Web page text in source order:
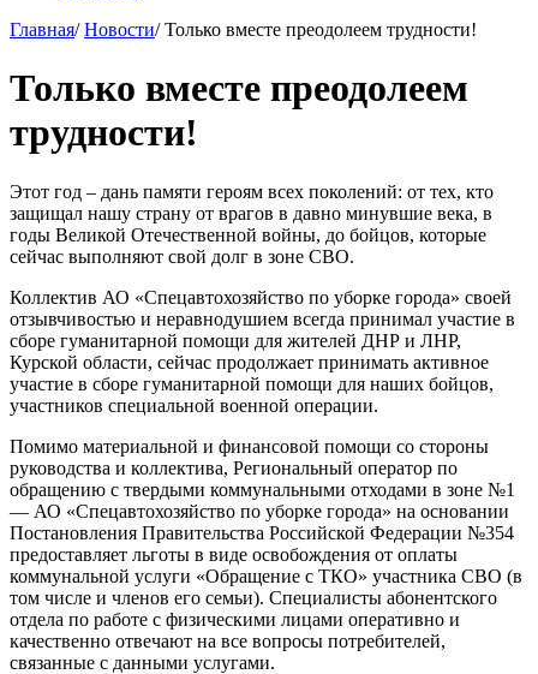
Главная/ Новости/ Только вместе преодолеем трудности!
Только вместе преодолеем
трудности!
Этот год – дань памяти героям всех поколений: от тех, кто
защищал нашу страну от врагов в давно минувшие века, в
годы Великой Отечественной войны, до бойцов, которые
сейчас выполняют свой долг в зоне СВО.
Коллектив АО «Спецавтохозяйство по уборке города» своей
отзывчивостью и неравнодушием всегда принимал участие в
сборе гуманитарной помощи для жителей ДНР и ЛНР,
Курской области, сейчас продолжает принимать активное
участие в сборе гуманитарной помощи для наших бойцов,
участников специальной военной операции.
Помимо материальной и финансовой помощи со стороны
руководства и коллектива, Региональный оператор по
обращению с твердыми коммунальными отходами в зоне №1
— АО «Спецавтохозяйство по уборке города» на основании
Постановления Правительства Российской Федерации №354
предоставляет льготы в виде освобождения от оплаты
коммунальной услуги «Обращение с ТКО» участника СВО (в
том числе и членов его семьи). Специалисты абонентского
отдела по работе с физическими лицами оперативно и
качественно отвечают на все вопросы потребителей,
связанные с данными услугами.